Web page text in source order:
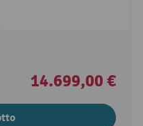
14.699,00 €